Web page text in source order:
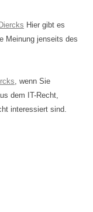
Hier gibt es
Meinung jenseits des
, wenn Sie
dem IT-Recht,
interessiert sind.